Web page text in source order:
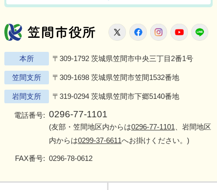
笠間市役所
X FacebookInstagram
本所 〒309-1792 茨城県笠間市中央三丁目2番1号
笠間支所 〒309-1698 茨城県笠間市笠間1532番地
岩間支所 〒319-0294 茨城県笠間市下郷5140番地
電話番号: 0296-77-1101
(友部・笠間地区内からは0296-77-1101 、岩間地区
内からは0299-37-6611へお掛けください。)
FAX番号: 0296-78-0612